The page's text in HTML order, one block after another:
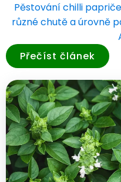
Pěstování chilli
různé chutě a úrovně
Přečíst článek